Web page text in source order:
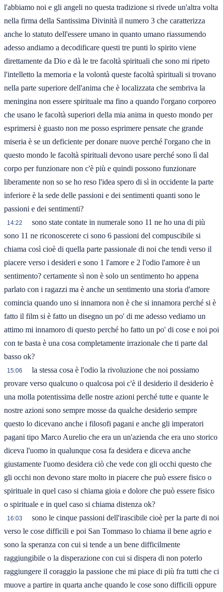
l'abbiamo noi e gli angeli no questa tradizione si rivede un'altra volta
nella firma della Santissima Divinità il numero 3 che caratterizza
anche lo statuto dell'essere umano in quanto umano riassumendo
adesso andiamo a decodificare questi tre punti lo spirito viene
direttamente da Dio e dà le tre facoltà spirituali che sono mi ripeto
l'intelletto la memoria e la volontà queste facoltà spirituali si trovano
nella parte superiore dell'anima che è localizzata che sembriva la
meningina non essere spirituale ma fino a quando l'organo corporeo
che usano le facoltà superiori della mia anima in questo mondo per
esprimersi è guasto non me posso esprimere pensate che grande
miseria è se un deficiente per donare nuove perché l'organo che in
questo mondo le facoltà spirituali devono usare perché sono lì dal
corpo per funzionare non c'è più e quindi possono funzionare
liberamente non so se ho reso l'idea spero di sì in occidente la parte
inferiore è la sede delle passioni e dei sentimenti quanti sono le
passioni e dei sentimenti?
14:22
sono state contate in numerale sono 11 ne ho una di più
sono 11 ne riconoscerete ci sono 6 passioni del compuscibile si
chiama così cioè di quella parte passionale di noi che tendi verso il
piacere verso i desideri e sono 1 l'amore e 2 l'odio l'amore è un
sentimento? certamente sì non è solo un sentimento ho appena
parlato con i ragazzi ma è anche un sentimento una storia d'amore
comincia quando uno si innamora non è che si innamora perché si è
fatto il film si è fatto un disegno un po' di me adesso vediamo un
attimo mi innamoro di questo perché ho fatto un po' di cose e noi poi
con te basta è una cosa completamente irrazionale che ti parte dal
basso ok?
15:06
la stessa cosa è l'odio la rivoluzione che noi possiamo
provare verso qualcuno o qualcosa poi c'è il desiderio il desiderio è
una molla potentissima delle nostre azioni perché tutte e quante le
nostre azioni sono sempre mosse da qualche desiderio sempre
questo lo dicevano anche i filosofi pagani e anche gli imperatori
pagani tipo Marco Aurelio che era un un'azienda che era uno storico
diceva l'uomo in qualunque cosa fa desidera e diceva anche
giustamente l'uomo desidera ciò che vede con gli occhi questo che
gli occhi non devono stare molto in piacere che può essere fisico o
spirituale in quel caso si chiama gioia e dolore che può essere fisico
o spirituale e in quel caso si chiama distenza ok?
16:03
sono le cinque passioni dell'irascibile cioè per la parte di noi
verso le cose difficili e poi San Tommaso lo chiama il bene agrio e
sono la speranza con cui si tende a un bene difficilmente
raggiungibile o la disperazione con cui si dispera di non poterlo
raggiungere il coraggio la passione che mi piace di più fra tutti che ci
muove a partire in quarta anche quando le cose sono difficili oppure